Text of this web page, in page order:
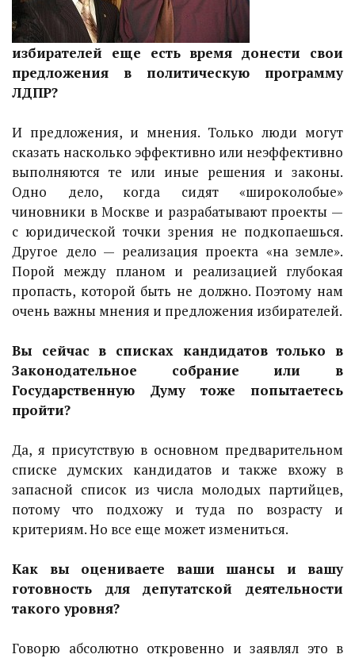
избирателей еще есть время донести свои
предложения в политическую программу
ЛДПР?
И предложения, и мнения. Только люди могут
сказать насколько эффективно или неэффективно
выполняются те или иные решения и законы.
Одно дело, когда сидят «широколобые»
чиновники в Москве и разрабатывают проекты —
с юридической точки зрения не подкопаешься.
Другое дело — реализация проекта «на земле».
Порой между планом и реализацией глубокая
пропасть, которой быть не должно. Поэтому нам
очень важны мнения и предложения избирателей.
Вы сейчас в списках кандидатов только в
Законодательное собрание или в
Государственную Думу тоже попытаетесь
пройти?
Да, я присутствую в основном предварительном
списке думских кандидатов и также вхожу в
запасной список из числа молодых партийцев,
потому что подхожу и туда по возрасту и
критериям. Но все еще может измениться.
Как вы оцениваете ваши шансы и вашу
готовность для депутатской деятельности
такого уровня?
Говорю абсолютно откровенно и заявлял это в